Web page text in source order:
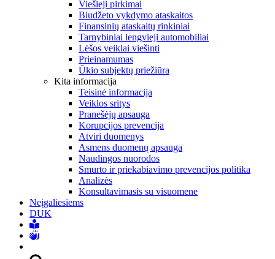
Viešieji pirkimai
Biudžeto vykdymo ataskaitos
Finansinių ataskaitų rinkiniai
Tarnybiniai lengvieji automobiliai
Lėšos veiklai viešinti
Prieinamumas
Ūkio subjektų priežiūra
Kita informacija
Teisinė informacija
Veiklos sritys
Pranešėjų apsauga
Korupcijos prevencija
Atviri duomenys
Asmens duomenų apsauga
Naudingos nuorodos
Smurto ir priekabiavimo prevencijos politika
Analizės
Konsultavimasis su visuomene
Neįgaliesiems
DUK